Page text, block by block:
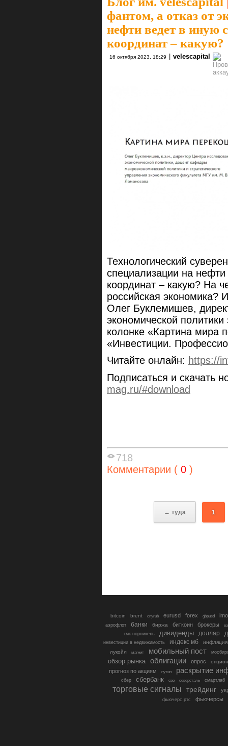
фантом, а отказ от
нефти ведет в иную
координат – какую?
16 октября 2023, 18:29 velescapital
Технологический
специализации на
координат – какую? На
российская экономика?
Олег Буклемишев,
экономической
колонке «Картина мира
«Инвестиции.
Читайте онлайн: https://
Подписаться и скачать
mag.ru/#download
718
Комментарии ( 0 )
← туда 1
bitcoin brent cnyrub eurusd forex gbpusd
аэрофлот банки биржа биткоин брокеры
гмк норникель
дивиденды доллар
инвестиции в недвижимость индекс мб
инфляция
лукойл
магнит мобильный пост
обзор рынка облигации опрос
прогноз по акциям путин раскрытие
сбер сбербанк сво северсталь смартлаб
торговые сигналы трейдинг
фьючерс ртс фьючерсы